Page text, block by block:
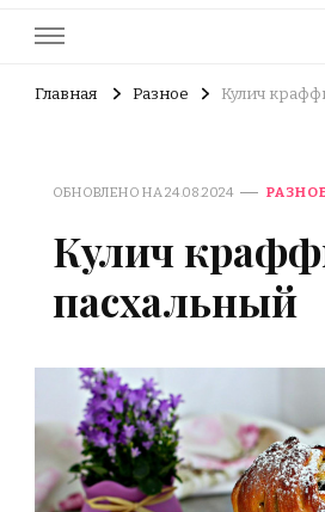
Главная Разное Кулич
ОБНОВЛЕНО НА 24.08.2024 РАЗНОЕ
Кулич
пасхальный